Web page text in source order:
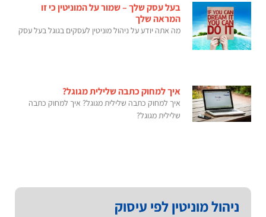
בעל עסק שלך – שמור על המוניטין כי זו
המראה שלך
מה אתה יודע על ניהול מוניטין לעסקים בגוגל בעל עסק
איך למחוק כתבה שלילית מגוגל?
איך למחוק כתבה שלילית מגוגל? איך למחוק כתבה
שלילית מגוגל?
ניהול מוניטין לפי עיסוק